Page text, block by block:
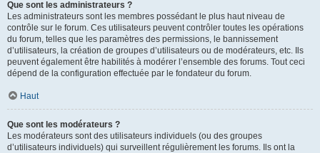
Que sont les administrateurs ?
Les administrateurs sont les membres possédant le plus haut niveau de
contrôle sur le forum. Ces utilisateurs peuvent contrôler toutes les opérations
du forum, telles que les paramètres des permissions, le bannissement
d’utilisateurs, la création de groupes d’utilisateurs ou de modérateurs, etc. Ils
peuvent également être habilités à modérer l’ensemble des forums. Tout ceci
dépend de la configuration effectuée par le fondateur du forum.
Haut
Que sont les modérateurs ?
Les modérateurs sont des utilisateurs individuels (ou des groupes
d’utilisateurs individuels) qui surveillent régulièrement les forums. Ils ont la